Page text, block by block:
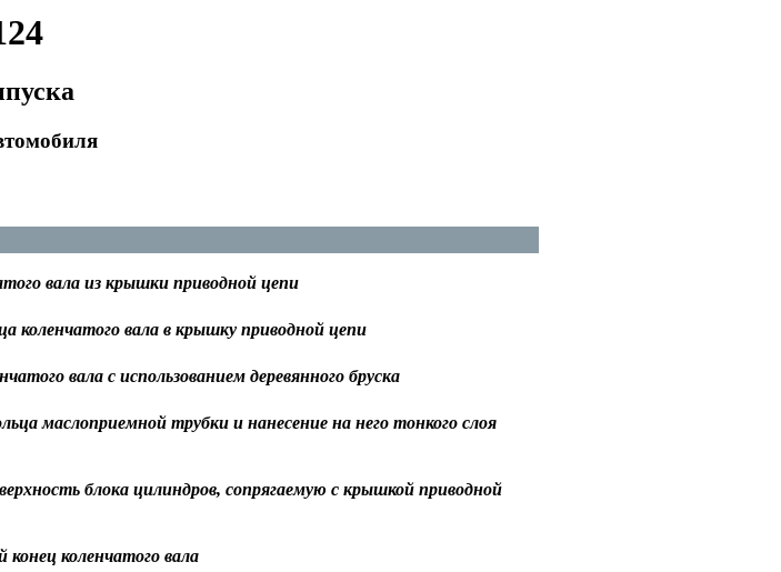
вала из крышки приводной цепи
коленчатого вала в крышку приводной цепи
вала с использованием деревянного бруска
маслоприемной трубки и нанесение на него тонкого слоя
блока цилиндров, сопрягаемую с крышкой приводной
коленчатого вала